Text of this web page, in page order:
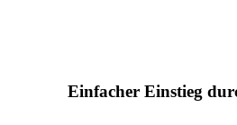
Einfacher Einstieg